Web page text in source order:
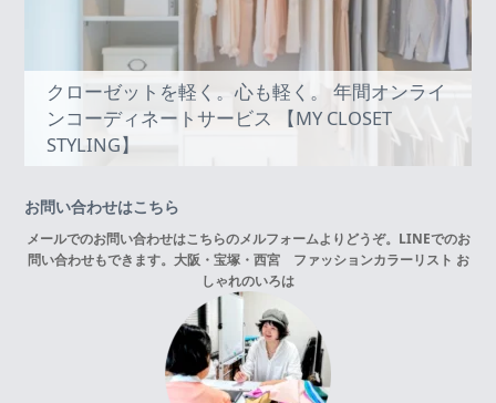
クローゼットを軽く。心も軽く。 年間オンライ
ンコーディネートサービス 【MY CLOSET
STYLING】
お問い合わせはこちら
メールでのお問い合わせはこちらのメルフォームよりどうぞ。LINEでのお
問い合わせもできます。 大阪・宝塚・西宮 ファッションカラーリスト お
しゃれのいろは